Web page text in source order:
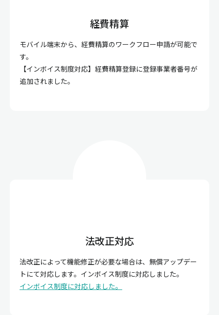
経費精算
モバイル端末から、経費精算のワークフロー申請が可能で
す。
【インボイス制度対応】経費精算登録に登録事業者番号が
追加されました。
法改正対応
法改正によって機能修正が必要な場合は、無償アップデー
トにて対応します。インボイス制度に対応しました。
インボイス制度に対応しました。